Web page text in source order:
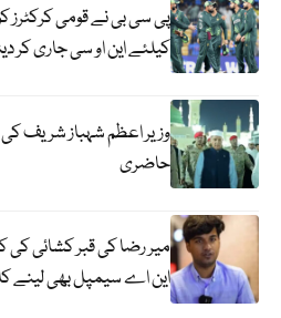
پی سی بی نے قومی کرکٹرز
کیلئے این او سی جاری کر
وزیر اعظم شہباز شریف
حاضری
میر رضا کی قبر کشائی کی
این اے سیمپل بھی لینے